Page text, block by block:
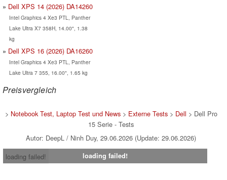
Dell XPS 14 (2026) DA14260
Intel Graphics 4 Xe3 PTL, Panther
Lake Ultra X7 358H, 14.00", 1.38
kg
Dell XPS 16 (2026) DA16260
Intel Graphics 4 Xe3 PTL, Panther
Lake Ultra 7 355, 16.00", 1.65 kg
Preisvergleich
> Notebook Test, Laptop Test und News> Externe Tests> Dell > Dell Pro
15 Serie - Tests
Autor: DeepL / Ninh Duy, 29.06.2026 (Update: 29.06.2026)
loading failed!
loading failed!